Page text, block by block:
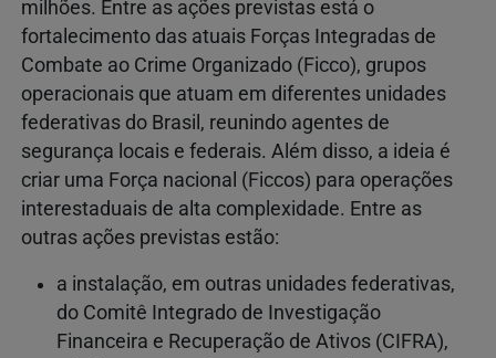
milhões. Entre as ações previstas está o
fortalecimento das atuais Forças Integradas de
Combate ao Crime Organizado (Ficco), grupos
operacionais que atuam em diferentes unidades
federativas do Brasil, reunindo agentes de
segurança locais e federais. Além disso, a ideia é
criar uma Força nacional (Ficcos) para operações
interestaduais de alta complexidade. Entre as
outras ações previstas estão:
a instalação, em outras unidades federativas,
do Comitê Integrado de Investigação
Financeira e Recuperação de Ativos (CIFRA),